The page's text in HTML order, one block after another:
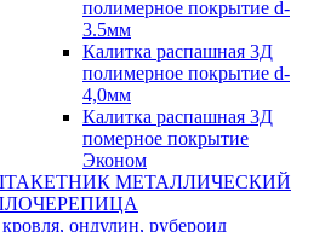
полимерное покрытие d-
3.5мм
Калитка распашная 3Д
полимерное покрытие d-
4,0мм
Калитка распашная 3Д
померное покрытие
Эконом
МЕТАЛЛИЧЕСКИЙ
ондулин, рубероид